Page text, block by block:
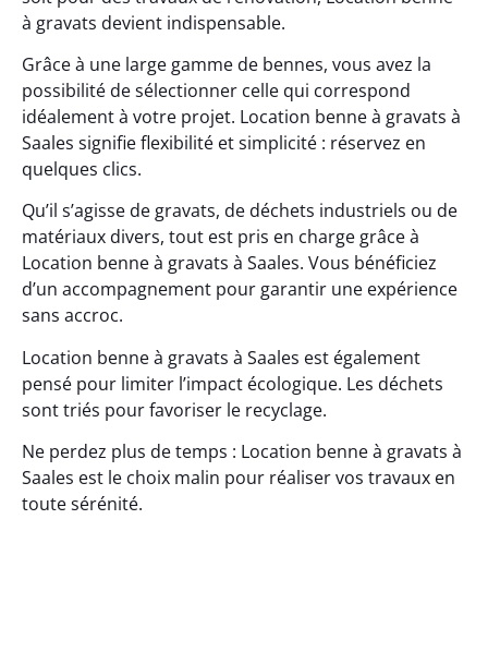
à gravats devient indispensable.
Grâce à une large gamme de bennes, vous avez la
possibilité de sélectionner celle qui correspond
idéalement à votre projet. Location benne à gravats à
Saales signifie flexibilité et simplicité : réservez en
quelques clics.
Qu’il s’agisse de gravats, de déchets industriels ou de
matériaux divers, tout est pris en charge grâce à
Location benne à gravats à Saales. Vous bénéficiez
d’un accompagnement pour garantir une expérience
sans accroc.
Location benne à gravats à Saales est également
pensé pour limiter l’impact écologique. Les déchets
sont triés pour favoriser le recyclage.
Ne perdez plus de temps : Location benne à gravats à
Saales est le choix malin pour réaliser vos travaux en
toute sérénité.